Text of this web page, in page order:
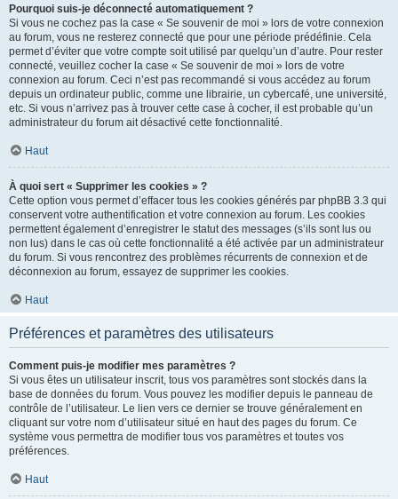
Pourquoi suis-je déconnecté automatiquement ?
Si vous ne cochez pas la case « Se souvenir de moi » lors de votre connexion
au forum, vous ne resterez connecté que pour une période prédéfinie. Cela
permet d’éviter que votre compte soit utilisé par quelqu’un d’autre. Pour rester
connecté, veuillez cocher la case « Se souvenir de moi » lors de votre
connexion au forum. Ceci n’est pas recommandé si vous accédez au forum
depuis un ordinateur public, comme une librairie, un cybercafé, une université,
etc. Si vous n’arrivez pas à trouver cette case à cocher, il est probable qu’un
administrateur du forum ait désactivé cette fonctionnalité.
Haut
À quoi sert « Supprimer les cookies » ?
Cette option vous permet d’effacer tous les cookies générés par phpBB 3.3 qui
conservent votre authentification et votre connexion au forum. Les cookies
permettent également d’enregistrer le statut des messages (s’ils sont lus ou
non lus) dans le cas où cette fonctionnalité a été activée par un administrateur
du forum. Si vous rencontrez des problèmes récurrents de connexion et de
déconnexion au forum, essayez de supprimer les cookies.
Haut
Préférences et paramètres des utilisateurs
Comment puis-je modifier mes paramètres ?
Si vous êtes un utilisateur inscrit, tous vos paramètres sont stockés dans la
base de données du forum. Vous pouvez les modifier depuis le panneau de
contrôle de l’utilisateur. Le lien vers ce dernier se trouve généralement en
cliquant sur votre nom d’utilisateur situé en haut des pages du forum. Ce
système vous permettra de modifier tous vos paramètres et toutes vos
préférences.
Haut